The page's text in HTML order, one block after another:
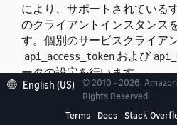
により、サポートされている
のクライアントインスタンス
す。個別のサービスクライア
api_access_token および
ータの設定を行います。
service_client_factory
handler_input で利用できる
English (US)
© 2010 - 2026,
Rights Reserved.
Terms
Docs Stack